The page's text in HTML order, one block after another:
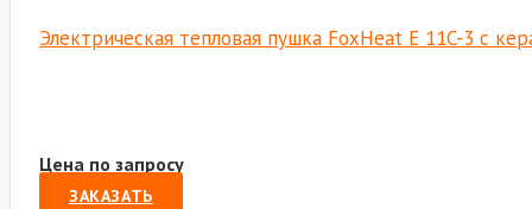
Электрическая тепловая пушка FoxHeat E 11C-3 с
Цена по запросу
ЗАКАЗАТЬ